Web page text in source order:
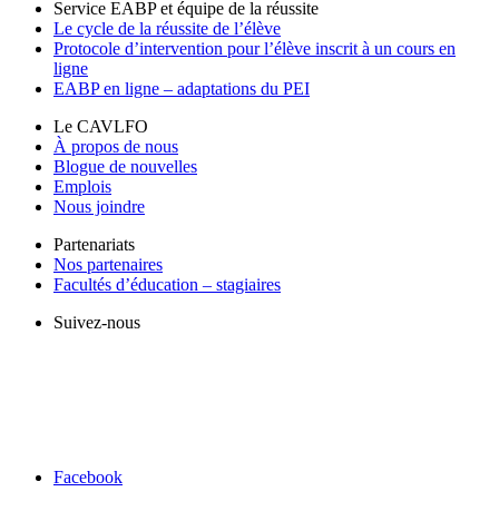
Service EABP et équipe de la réussite
Le cycle de la réussite de l’élève
Protocole d’intervention pour l’élève inscrit à un cours en
ligne
EABP en ligne – adaptations du PEI
Le CAVLFO
À propos de nous
Blogue de nouvelles
Emplois
Nous joindre
Partenariats
Nos partenaires
Facultés d’éducation – stagiaires
Suivez-nous
Facebook